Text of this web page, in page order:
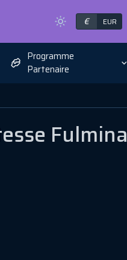
€ EUR
Programme
Partenaire